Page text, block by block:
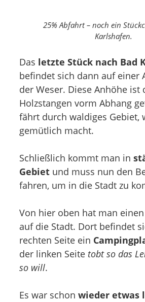
25% Abfahrt – noch ein
Karlshafen.
Das letzte Stück nach Bad
befindet sich dann auf einer
der Weser. Diese Anhöhe ist
Holzstangen vorm Abhang
fährt durch waldiges Gebiet,
gemütlich macht.
Schließlich kommt man in
Gebiet und muss nun den
fahren, um in die Stadt zu
Von hier oben hat man
auf die Stadt. Dort befindet
rechten Seite ein
der linken Seite tobt so das
so will.
Es war schon wieder etwas